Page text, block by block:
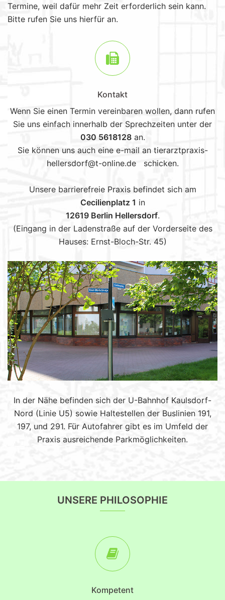
Termine, weil dafür mehr Zeit erforderlich sein kann.
Bitte rufen Sie uns hierfür an.
Kontakt
Wenn Sie einen Termin vereinbaren wollen, dann rufen
Sie uns einfach innerhalb der Sprechzeiten unter der
030 5618128an.
Sie können uns auch eine e-mail an tierarztpraxis-
hellersdorf@t-online.de schicken.
Unsere barrierefreie Praxis befindet sich am
Cecilienplatz 1 in
12619 Berlin Hellersdorf.
(Eingang in der Ladenstraße auf der Vorderseite des
Hauses: Ernst-Bloch-Str. 45)
In der Nähe befinden sich der U-Bahnhof Kaulsdorf-
Nord (Linie U5) sowie Haltestellen der Buslinien 191,
197, und 291. Für Autofahrer gibt es im Umfeld der
Praxis ausreichende Parkmöglichkeiten.
UNSERE PHILOSOPHIE
Kompetent